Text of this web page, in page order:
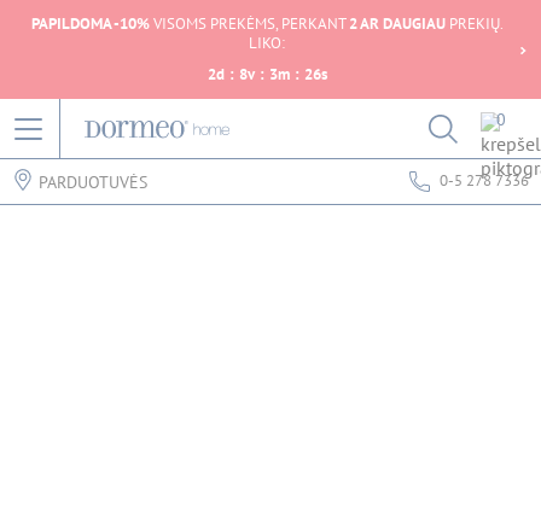
PAPILDOMA -10%VISOMS PREKĖMS, PERKANT2 AR DAUGIAUPREKIŲ.
LIKO:
2d : 8v : 3m : 26s
0
PARDUOTUVĖS 0-5 278 7336